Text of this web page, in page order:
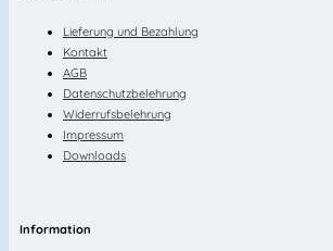
Lieferung und Bezahlung
Kontakt
AGB
Datenschutzbelehrung
Widerrufsbelehrung
Impressum
Downloads
Information